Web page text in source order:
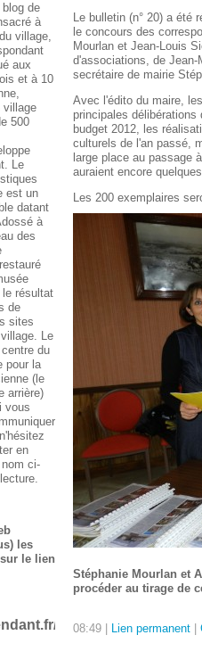
de
à
village,
aux
et à 10
village
500
Le
est un
datant
à
des
résultat
de
sites
Le
du
pour la
(le
arrière)
vous
en
ci-
les
le lien
aude/rustiques
Le bulletin (n° 20) a été
le concours des
Mourlan et Jean-Louis
d'associations, de
secrétaire de mairie
Avec l'édito du maire,
principales
budget 2012, les
culturels de l'an passé,
large place au passage
auraient encore
Les 200 exemplaires
Stéphanie Mourlan et
procéder au tirage de
08:49 | Lien permanent